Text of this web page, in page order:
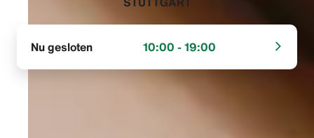
Nu gesloten 10:00 - 19:00